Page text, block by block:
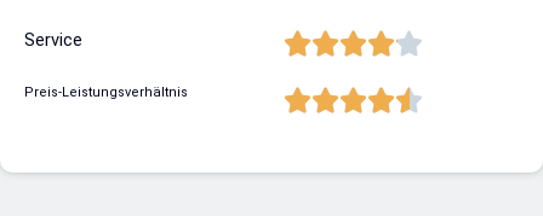
Service
Preis-Leistungsverhältnis